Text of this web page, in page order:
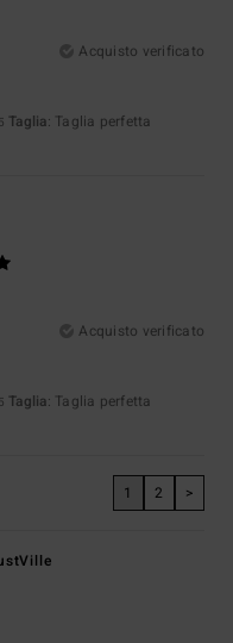
Acquisto verificato
Taglia: Taglia perfetta
Acquisto verificato
Taglia: Taglia perfetta
1 2 >